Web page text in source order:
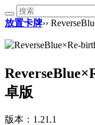
放置卡牌››
卓版
版本：1.21.1